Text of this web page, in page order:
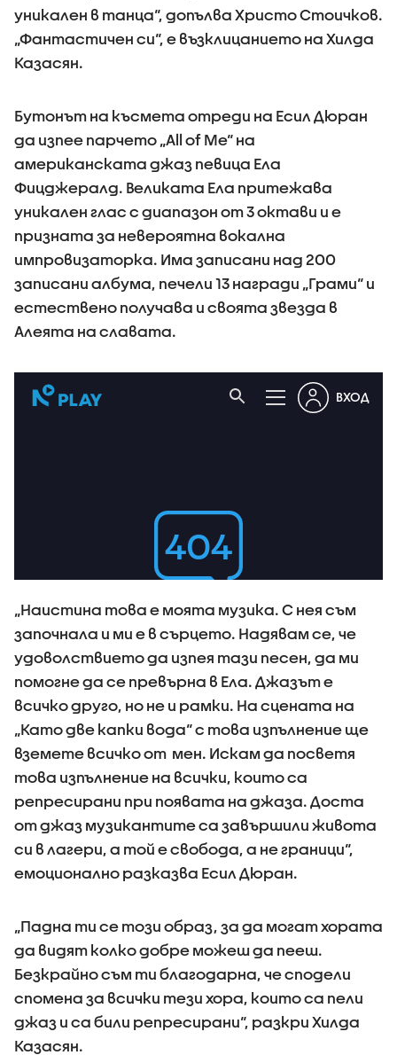
уникален в танца“, допълва Христо Стоичков.
„Фантастичен си“, е възклицанието на Хилда
Казасян.
Бутонът на късмета отреди на Есил Дюран
да изпее парчето „All of Me“ на
американската джаз певица Ела
Фицджералд. Великата Ела притежава
уникален глас с диапазон от 3 октави и е
призната за невероятна вокална
импровизаторка. Има записани над 200
записани албума, печели 13 награди „Грами“ и
естествено получава и своята звезда в
Алеята на славата.
„Наистина това е моята музика. С нея съм
започнала и ми е в сърцето. Надявам се, че
удоволствието да изпея тази песен, да ми
помогне да се превърна в Ела. Джазът е
всичко друго, но не и рамки. На сцената на
„Като две капки вода“ с това изпълнение ще
вземете всичко от мен. Искам да посветя
това изпълнение на всички, които са
репресирани при появата на джаза. Доста
от джаз музикантите са завършили живота
си в лагери, а той е свобода, а не граници“,
емоционално разказва Есил Дюран.
„Падна ти се този образ, за да могат хората
да видят колко добре можеш да пееш.
Безкрайно съм ти благодарна, че сподели
спомена за всички тези хора, които са пели
джаз и са били репресирани“, разкри Хилда
Казасян.